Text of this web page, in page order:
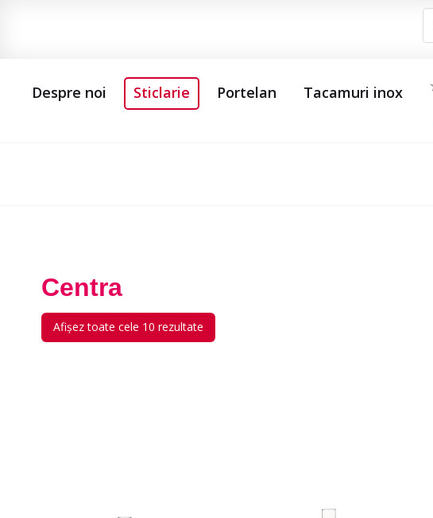
Despre noi Sticlarie Portelan Tacamuri inox
Centra
Afișez toate cele 10 rezultate